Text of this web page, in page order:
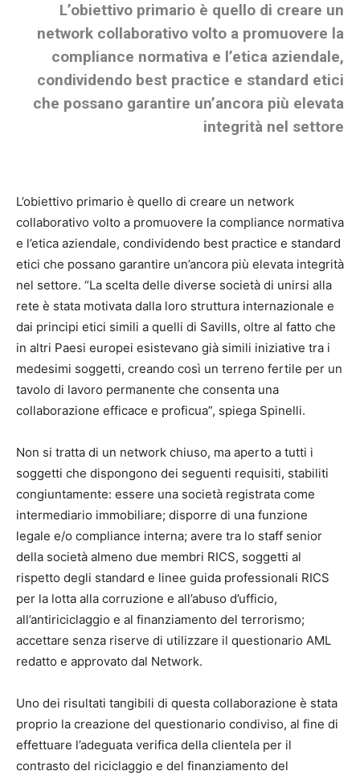
L’obiettivo primario è quello di creare un
network collaborativo volto a promuovere la
compliance normativa e l’etica aziendale,
condividendo best practice e standard etici
che possano garantire un’ancora più elevata
integrità nel settore
L’obiettivo primario è quello di creare un network
collaborativo volto a promuovere la compliance normativa
e l’etica aziendale, condividendo best practice e standard
etici che possano garantire un’ancora più elevata integrità
nel settore. “La scelta delle diverse società di unirsi alla
rete è stata motivata dalla loro struttura internazionale e
dai principi etici simili a quelli di Savills, oltre al fatto che
in altri Paesi europei esistevano già simili iniziative tra i
medesimi soggetti, creando così un terreno fertile per un
tavolo di lavoro permanente che consenta una
collaborazione efficace e proficua”, spiega Spinelli.
Non si tratta di un network chiuso, ma aperto a tutti i
soggetti che dispongono dei seguenti requisiti, stabiliti
congiuntamente: essere una società registrata come
intermediario immobiliare; disporre di una funzione
legale e/o compliance interna; avere tra lo staff senior
della società almeno due membri RICS, soggetti al
rispetto degli standard e linee guida professionali RICS
per la lotta alla corruzione e all’abuso d’ufficio,
all’antiriciclaggio e al finanziamento del terrorismo;
accettare senza riserve di utilizzare il questionario AML
redatto e approvato dal Network.
Uno dei risultati tangibili di questa collaborazione è stata
proprio la creazione del questionario condiviso, al fine di
effettuare l’adeguata verifica della clientela per il
contrasto del riciclaggio e del finanziamento del